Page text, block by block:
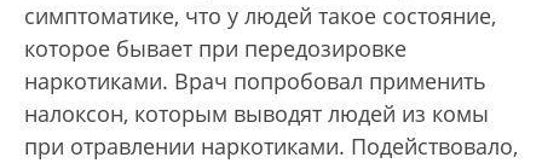
симптоматике, что у людей такое состояние,
которое бывает при передозировке
наркотиками. Врач попробовал применить
налоксон, которым выводят людей из комы
при отравлении наркотиками. Подействовало,